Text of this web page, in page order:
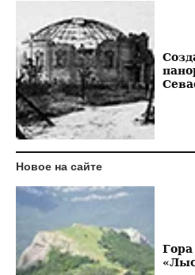
Новое на сайте